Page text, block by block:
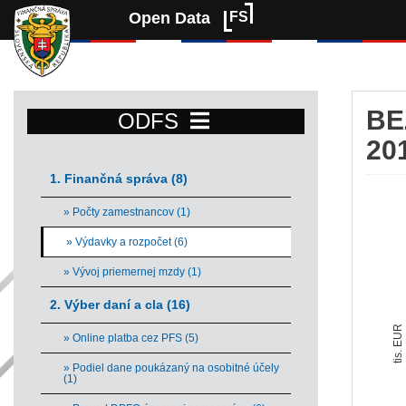
Open Data FS
ODFS
1. Finančná správa (8)
» Počty zamestnancov (1)
» Výdavky a rozpočet (6)
» Vývoj priemernej mzdy (1)
2. Výber daní a cla (16)
» Online platba cez PFS (5)
» Podiel dane poukázaný na osobitné účely
(1)
tis. EUR